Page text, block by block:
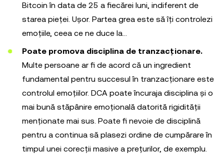
Bitcoin în data de 25 a fiecărei luni, indiferent de
starea pieței. Ușor. Partea grea este să îți controlezi
emoțiile, ceea ce ne duce la...
Poate promova disciplina de tranzacționare.
Multe persoane ar fi de acord că un ingredient
fundamental pentru succesul în tranzacționare este
controlul emoțiilor. DCA poate încuraja disciplina și o
mai bună stăpânire emoțională datorită rigidității
menționate mai sus. Poate fi nevoie de disciplină
pentru a continua să plasezi ordine de cumpărare în
timpul unei corecții masive a prețurilor, de exemplu.